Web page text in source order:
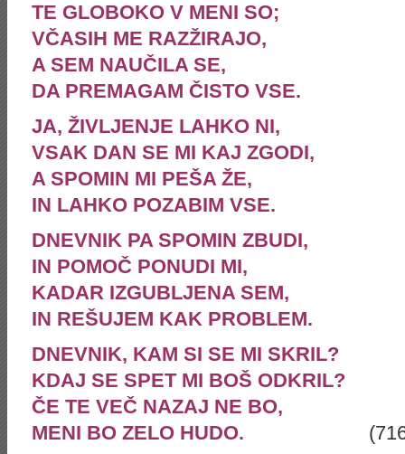
TE GLOBOKO V MENI SO;
VČASIH ME RAZŽIRAJO,
A SEM NAUČILA SE,
DA PREMAGAM ČISTO VSE.
JA, ŽIVLJENJE LAHKO NI,
VSAK DAN SE MI KAJ ZGODI,
A SPOMIN MI PEŠA ŽE,
IN LAHKO POZABIM VSE.
DNEVNIK PA SPOMIN ZBUDI,
IN POMOČ PONUDI MI,
KADAR IZGUBLJENA SEM,
IN REŠUJEM KAK PROBLEM.
DNEVNIK, KAM SI SE MI SKRIL?
KDAJ SE SPET MI BOŠ ODKRIL?
ČE TE VEČ NAZAJ NE BO,
MENI BO ZELO HUDO.